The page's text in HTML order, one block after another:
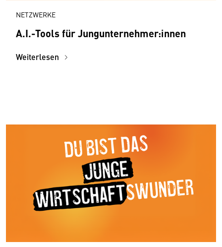
NETZWERKE
A.I.-Tools für Jungunternehmer:innen
Weiterlesen